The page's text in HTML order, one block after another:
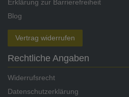
Erklärung zur Barrierefreiheit
Blog
Vertrag widerrufen
Rechtliche Angaben
Widerrufsrecht
Datenschutzerklärung